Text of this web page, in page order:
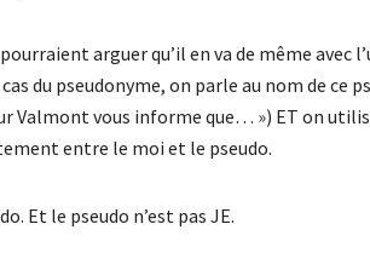
arguer qu’il en va de même avec
cas du pseudonyme, on parle au nom de ce
Valmont vous informe que… ») ET on
entre le moi et le pseudo.
Et le pseudo n’est pas JE.